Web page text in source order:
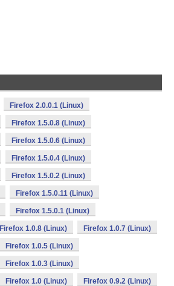
Firefox 2.0.0.1 (Linux)
Firefox 1.5.0.8 (Linux)
Firefox 1.5.0.6 (Linux)
Firefox 1.5.0.4 (Linux)
Firefox 1.5.0.2 (Linux)
Firefox 1.5.0.11 (Linux)
Firefox 1.5.0.1 (Linux)
Firefox 1.0.8 (Linux) Firefox 1.0.7 (Linux)
Firefox 1.0.5 (Linux)
Firefox 1.0.3 (Linux)
Firefox 1.0 (Linux) Firefox 0.9.2 (Linux)